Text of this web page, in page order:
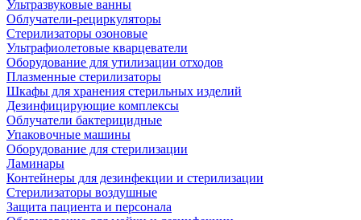
Ультразвуковые ванны
Облучатели-рециркуляторы
Стерилизаторы озоновые
Ультрафиолетовые кварцеватели
Оборудование для утилизации отходов
Плазменные стерилизаторы
Шкафы для хранения стерильных изделий
Дезинфицирующие комплексы
Облучатели бактерицидные
Упаковочные машины
Оборудование для стерилизации
Ламинары
Контейнеры для дезинфекции и стерилизации
Стерилизаторы воздушные
Защита пациента и персонала